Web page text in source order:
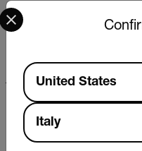
Extech HT30
USER MANUAL
Extech HT30 User
Select your preferred
Available Locations
United States
Italy